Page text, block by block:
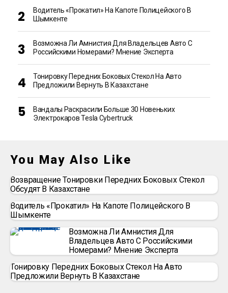
Водитель «прокатил» На Капоте Полицейского В
Шымкенте
Возможна Ли Амнистия Для Владельцев Авто С
Российскими Номерами? Мнение Эксперта
Тонировку Передних Боковых Стекол На Авто
Предложили Вернуть В Казахстане
Вандалы Раскрасили Больше 30 Новеньких
Электрокаров Tesla Cybertruck
You May Also Like
Возвращение Тонировки Передних Боковых Стекол
Обсудят В Казахстане
Водитель «прокатил» На Капоте Полицейского В
Шымкенте
Возможна Ли Амнистия Для
Владельцев Авто С Российскими
Номерами? Мнение Эксперта
Тонировку Передних Боковых Стекол На Авто
Предложили Вернуть В Казахстане